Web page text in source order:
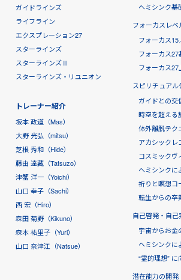
ガイドラインズ
ライフライン
エクスプレーション27
スターラインズ
スターラインズⅡ
スターラインズ・リユニオン
トレーナー紹介
坂本 政道（Mas）
大野 光弘（mitsu）
芝根 秀和（Hide）
藤由 達藏（Tatsuzo）
津蟹 洋一（Yoichi）
山口 幸子（Sachi）
西 宏（Hiro）
森田 菊野（Kikuno）
森本 祐里子（Yuri）
山口 奈津江（Natsue）
ヘミシンク基
フォーカスレベ
フォーカス15
フォーカス27
フォーカス27
スピリチュアル
ガイドとの交
時空を超える
体外離脱テク
アカシックレ
コスミックヴ
ヘミシンクに
祈りと瞑想コ
転生からの卒
自己啓発・自己
宇宙からお金
ヘミシンクに
“霊的理想”
潜在能力の開発